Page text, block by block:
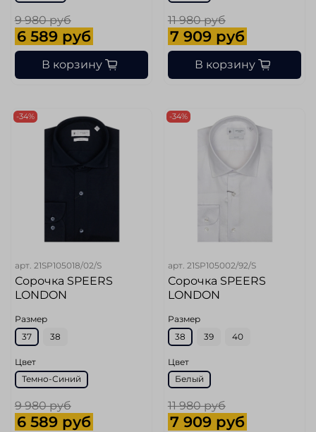
9 980 руб
6 589 руб
В корзину
11 980 руб
7 909 руб
В корзину
-34%
арт. 21SP105018/02/S
Сорочка SPEERS
LONDON
Размер
37
38
Цвет
Темно-Синий
9 980 руб
6 589 руб
-34%
арт. 21SP105002/92/S
Сорочка SPEERS
LONDON
Размер
38
39 40
Цвет
Белый
11 980 руб
7 909 руб